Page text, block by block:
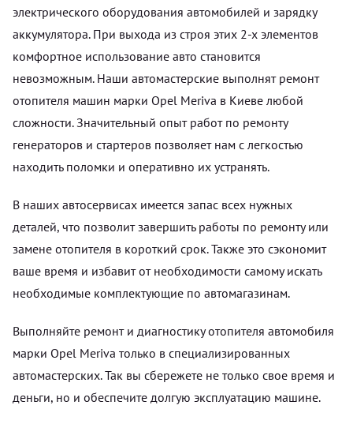
электрического оборудования автомобилей и зарядку
аккумулятора. При выхода из строя этих 2-х элементов
комфортное использование авто становится
невозможным. Наши автомастерские выполнят ремонт
отопителя машин марки Opel Meriva в Киеве любой
сложности. Значительный опыт работ по ремонту
генераторов и стартеров позволяет нам с легкостью
находить поломки и оперативно их устранять.
В наших автосервисах имеется запас всех нужных
деталей, что позволит завершить работы по ремонту или
замене отопителя в короткий срок. Также это сэкономит
ваше время и избавит от необходимости самому искать
необходимые комплектующие по автомагазинам.
Выполняйте ремонт и диагностику отопителя автомобиля
марки Opel Meriva только в специализированных
автомастерских. Так вы сбережете не только свое время и
деньги, но и обеспечите долгую эксплуатацию машине.